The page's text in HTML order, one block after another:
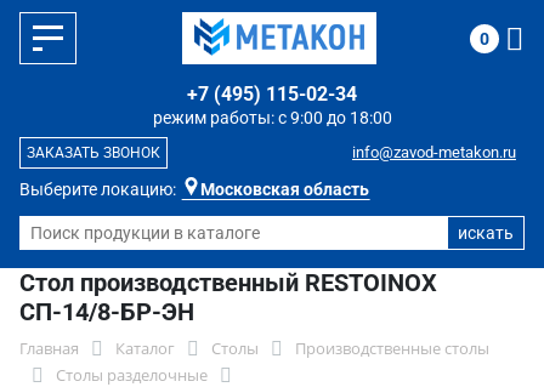
Выберите локацию: Московская область
режим работы: с 9:00 до 18:00
+7 (495) 115-02-34
info@zavod-metakon.ru
ЗАКАЗАТЬ ЗВОНОК
0
Стол производственный RESTOINOX
СП-14/8-БР-ЭН
Главная Каталог Столы
Производственные столы
Столы разделочные